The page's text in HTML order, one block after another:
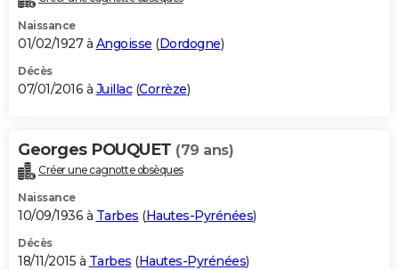
Naissance
01/02/1927 à Angoisse (Dordogne)
Décès
07/01/2016 à Juillac(Corrèze)
Georges POUQUET (79 ans)
Créer une cagnotte obsèques
Naissance
10/09/1936 à Tarbes (Hautes-Pyrénées)
Décès
18/11/2015 à Tarbes (Hautes-Pyrénées)